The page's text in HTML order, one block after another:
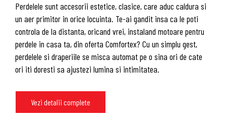
Perdelele sunt accesorii estetice, clasice, care aduc caldura si
un aer primitor in orice locuinta. Te-ai gandit insa ca le poti
controla de la distanta, oricand vrei, instaland motoare pentru
perdele in casa ta, din oferta Comfortex? Cu un simplu gest,
perdelele si draperiile se misca automat pe o sina ori de cate
ori iti doresti sa ajustezi lumina si intimitatea.
Vezi detalii complete